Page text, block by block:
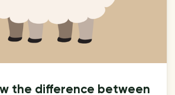
the difference between